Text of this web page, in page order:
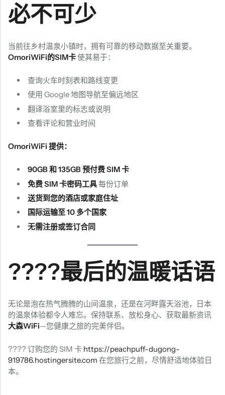
必不可少
当前往乡村温泉小镇时，拥有可靠的移动数据至关重要。
OmoriWiFi的SIM卡使其易于：
查询火车时刻表和路线变更
使用 Google 地图导航至偏远地区
翻译浴室里的标志或说明
查看评论和营业时间
OmoriWiFi 提供：
90GB 和 135GB 预付费 SIM 卡
免费 SIM 卡密码工具每份订单
送货到您的酒店或家庭住址
国际运输至 10 多个国家
无需注册或签订合同
????最后的温暖话语
无论是泡在热气腾腾的山间温泉，还是在河畔露天浴池，日本
的温泉体验都令人难忘。保持联系、放松身心、获取最新资讯
大森WiFi—您健康之旅的完美伴侣。
???? 订购您的 SIM 卡 https://peachpuff-dugong-
919786.hostingersite.com 在您旅行之前，尽情舒适地体验日
本。